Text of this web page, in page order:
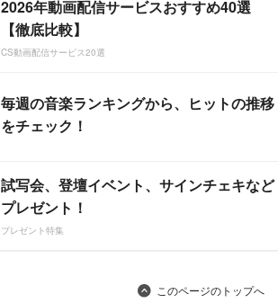
2026年動画配信サービスおすすめ40選
【徹底比較】
CS動画配信サービス20選
毎週の音楽ランキングから、ヒットの推移
をチェック！
試写会、登壇イベント、サインチェキなど
プレゼント！
プレゼント特集
このページのトップへ